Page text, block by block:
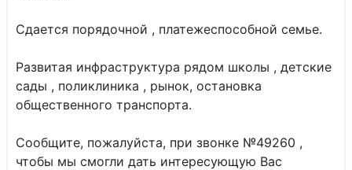
Сдается порядочной , платежеспособной семье.
Развитая инфраструктура рядом школы , детские
сады , поликлиника , рынок, остановка
общественного транспорта.
Сообщите, пожалуйста, при звонке №49260 ,
чтобы мы смогли дать интересующую Вас